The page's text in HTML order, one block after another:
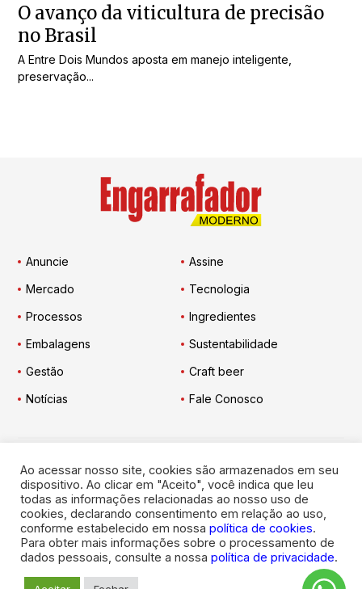
O avanço da viticultura de precisão
no Brasil
A Entre Dois Mundos aposta em manejo inteligente,
preservação...
Anuncie
Assine
Mercado
Tecnologia
Processos
Ingredientes
Embalagens
Sustentabilidade
Gestão
Craft beer
Notícias
Fale Conosco
Engarrafador Moderno nas Redes:
. Todos os direitos reservados.
Ao acessar nosso site, cookies são armazenados em seu
dispositivo. Ao clicar em "Aceito", você indica que leu
todas as informações relacionadas ao nosso uso de
cookies, declarando consentimento em relação ao uso,
conforme estabelecido em nossa política de cookies.
Para obter mais informações sobre o processamento de
dados pessoais, consulte a nossa política de privacidade.